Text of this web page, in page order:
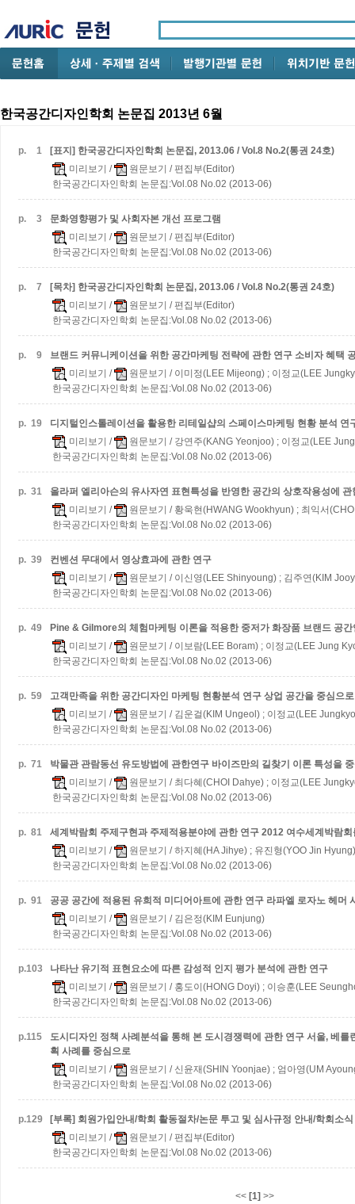
한국공간디자인학회 논문집 2013년 6월
p. 1
[표지] 한국공간디자인학회 논문집, 2013.06 / Vol.8 No.2(통권 24호)
미리보기 / 원문보기 / 편집부(Editor)
한국공간디자인학회 논문집:Vol.08 No.02 (2013-06)
p. 3
문화영향평가 및 사회자본 개선 프로그램
미리보기 / 원문보기 / 편집부(Editor)
한국공간디자인학회 논문집:Vol.08 No.02 (2013-06)
p. 7
[목차] 한국공간디자인학회 논문집, 2013.06 / Vol.8 No.2(통권 24호)
미리보기 / 원문보기 / 편집부(Editor)
한국공간디자인학회 논문집:Vol.08 No.02 (2013-06)
p. 9 브랜드 커뮤니케이션을 위한 공간마케팅 전략에 관한 연구 소비자 혜택
미리보기 / 원문보기 / 이미정(LEE Mijeong) ; 이정교(LEE
한국공간디자인학회 논문집:Vol.08 No.02 (2013-06)
p. 19
디지털인스톨레이션을 활용한 리테일샵의 스페이스마케팅 현황 분석 연
미리보기 / 원문보기 / 강연주(KANG Yeonjoo) ; 이정교(LEE
한국공간디자인학회 논문집:Vol.08 No.02 (2013-06)
p. 31
올라퍼 엘리아슨의 유사자연 표현특성을 반영한 공간의 상호작용성에 관
미리보기 / 원문보기 / 황욱현(HWANG Wookhyun) ; 최익서
한국공간디자인학회 논문집:Vol.08 No.02 (2013-06)
p. 39
컨벤션 무대에서 영상효과에 관한 연구
미리보기 / 원문보기 / 이신영(LEE Shinyoung) ; 김주연(KIM
한국공간디자인학회 논문집:Vol.08 No.02 (2013-06)
p. 49
Pine & Gilmore의 체험마케팅 이론을 적용한 중저가 화장품 브랜드 공
미리보기 / 원문보기 / 이보람(LEE Boram) ; 이정교(LEE Jung
한국공간디자인학회 논문집:Vol.08 No.02 (2013-06)
p. 59 고객만족을 위한 공간디자인 마케팅 현황분석 연구 상업 공간을 중심으로
미리보기 / 원문보기 / 김운걸(KIM Ungeol) ; 이정교(LEE
한국공간디자인학회 논문집:Vol.08 No.02 (2013-06)
p. 71 박물관 관람동선 유도방법에 관한연구 바이즈만의 길찾기 이론 특성을
미리보기 / 원문보기 / 최다혜(CHOI Dahye) ; 이정교(LEE
한국공간디자인학회 논문집:Vol.08 No.02 (2013-06)
p. 81 세계박람회 주제구현과 주제적용분야에 관한 연구 2012 여수세계박람회
미리보기 / 원문보기 / 하지혜(HA Jihye) ; 유진형(YOO Jin Hyung)
한국공간디자인학회 논문집:Vol.08 No.02 (2013-06)
p. 91 공공 공간에 적용된 유희적 미디어아트에 관한 연구 라파엘 로자노 헤머
미리보기 / 원문보기 / 김은정(KIM Eunjung)
한국공간디자인학회 논문집:Vol.08 No.02 (2013-06)
p.103
나타난 유기적 표현요소에 따른 감성적 인지 평가 분석에 관한 연구
미리보기 / 원문보기 / 홍도이(HONG Doyi) ; 이승훈(LEE
한국공간디자인학회 논문집:Vol.08 No.02 (2013-06)
p.115 도시디자인 정책 사례분석을 통해 본 도시경쟁력에 관한 연구 서울, 베를
획 사례를 중심으로
미리보기 / 원문보기 / 신윤재(SHIN Yoonjae) ; 엄아영(UM
한국공간디자인학회 논문집:Vol.08 No.02 (2013-06)
p.129
[부록] 회원가입안내/학회 활동절차/논문 투고 및 심사규정 안내/학회소식
미리보기 / 원문보기 / 편집부(Editor)
한국공간디자인학회 논문집:Vol.08 No.02 (2013-06)
<< [1] >>